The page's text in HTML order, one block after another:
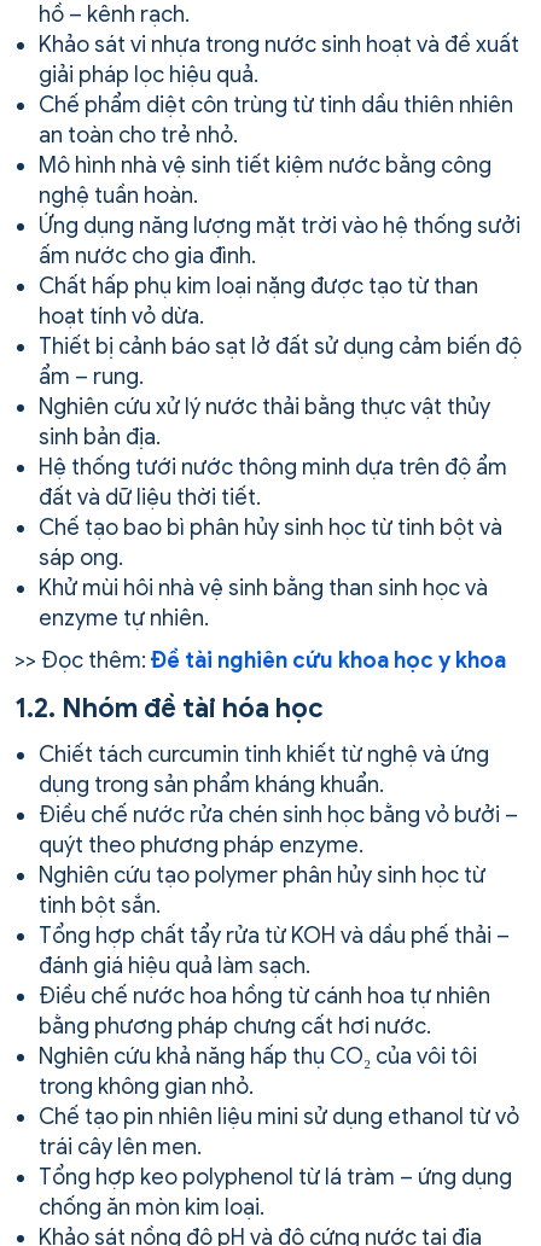
hồ – kênh rạch.
Khảo sát vi nhựa trong nước sinh hoạt và đề xuất
giải pháp lọc hiệu quả.
Chế phẩm diệt côn trùng từ tinh dầu thiên nhiên
an toàn cho trẻ nhỏ.
Mô hình nhà vệ sinh tiết kiệm nước bằng công
nghệ tuần hoàn.
Ứng dụng năng lượng mặt trời vào hệ thống sưởi
ấm nước cho gia đình.
Chất hấp phụ kim loại nặng được tạo từ than
hoạt tính vỏ dừa.
Thiết bị cảnh báo sạt lở đất sử dụng cảm biến độ
ẩm – rung.
Nghiên cứu xử lý nước thải bằng thực vật thủy
sinh bản địa.
Hệ thống tưới nước thông minh dựa trên độ ẩm
đất và dữ liệu thời tiết.
Chế tạo bao bì phân hủy sinh học từ tinh bột và
sáp ong.
Khử mùi hôi nhà vệ sinh bằng than sinh học và
enzyme tự nhiên.
>> Đọc thêm: Đề tài nghiên cứu khoa học y khoa
1.2. Nhóm đề tài hóa học
Chiết tách curcumin tinh khiết từ nghệ và ứng
dụng trong sản phẩm kháng khuẩn.
Điều chế nước rửa chén sinh học bằng vỏ bưởi –
quýt theo phương pháp enzyme.
Nghiên cứu tạo polymer phân hủy sinh học từ
tinh bột sắn.
Tổng hợp chất tẩy rửa từ KOH và dầu phế thải –
đánh giá hiệu quả làm sạch.
Điều chế nước hoa hồng từ cánh hoa tự nhiên
bằng phương pháp chưng cất hơi nước.
Nghiên cứu khả năng hấp thụ CO₂ của vôi tôi
trong không gian nhỏ.
Chế tạo pin nhiên liệu mini sử dụng ethanol từ vỏ
trái cây lên men.
Tổng hợp keo polyphenol từ lá tràm – ứng dụng
chống ăn mòn kim loại.
Khảo sát nồng độ pH và độ cứng nước tại địa